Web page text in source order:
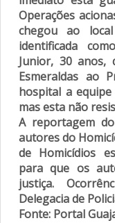
Operações
chegou ao
identificada
Junior, 30 anos,
Esmeraldas ao
hospital a
mas esta não
A reportagem
autores do
de Homicídios
para que os
justiça.
Delegacia de
Fonte: Portal